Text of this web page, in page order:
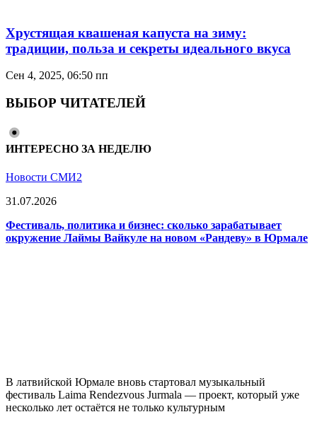
Хрустящая квашеная капуста на зиму:
традиции, польза и секреты идеального вкуса
Сен 4, 2025, 06:50 пп
ВЫБОР ЧИТАТЕЛЕЙ
ИНТЕРЕСНО ЗА НЕДЕЛЮ
Новости СМИ2
31.07.2026
Фестиваль, политика и бизнес: сколько зарабатывает
окружение Лаймы Вайкуле на новом «Рандеву» в Юрмале
В латвийской Юрмале вновь стартовал музыкальный
фестиваль Laima Rendezvous Jurmala — проект, который уже
несколько лет остаётся не только культурным